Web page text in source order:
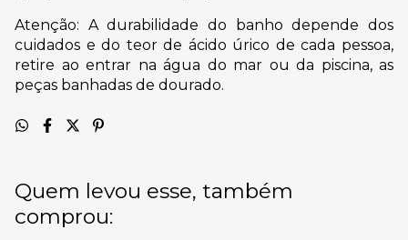
Atenção: A durabilidade do banho depende dos
cuidados e do teor de ácido úrico de cada pessoa,
retire ao entrar na água do mar ou da piscina, as
peças banhadas de dourado.
Quem levou esse, também
comprou: